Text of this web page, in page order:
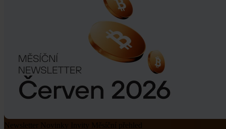
Newsletter Novinky Invity Měsíční přehled